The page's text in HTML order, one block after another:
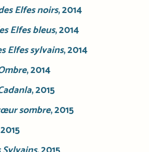
Elfes noirs, 2014
Elfes bleus, 2014
Elfes sylvains, 2014
, 2014
, 2015
sombre, 2015